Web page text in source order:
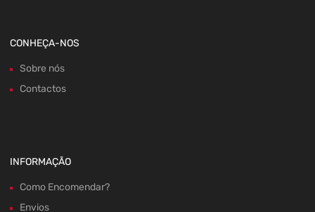
CONHEÇA-NOS
Sobre nós
Contactos
INFORMAÇÃO
Como Encomendar?
Envios